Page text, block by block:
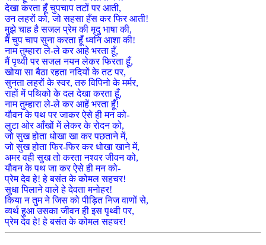
देखा करता हूँ चुपचाप तटों पर आती,
उन लहरों को, जो सहसा हँस कर फिर आती!
मुझे चाह है सजल प्रेम की मृदु भाषा की,
मैं चुप चाप सुना करता हूँ ध्वनि आशा की!
नाम तुम्हारा ले-ले कर आहे भरता हूँ,
मैं पृथ्वी पर सजल नयन लेकर फिरता हूँ,
खोया सा बैठा रहता नदियों के तट पर,
सुनता लहरों के स्वर, तरु विपिनो के मर्मर,
राहों में पथिको के दल देखा करता हूँ,
नाम तुम्हारा ले-ले कर आहें भरता हूँ!
यौवन के पथ पर जाकर ऐसे ही मन को-
लुटा ओर आँखों में लेकर के रोदन को,
जो सुख होता धोखा खा कर पछताने में,
जो सुख होता फिर-फिर कर धोखा खाने में,
अमर वही सुख तो करता नश्वर जीवन को,
यौवन के पथ जा कर ऐसे ही मन को-
प्रेम देव हे! हे बसंत के कोमल सहचर!
सुधा पिलाने वाले हे देवता मनोहर!
किया न तुम ने जिस को पीड़ित निज वाणों से,
व्यर्थ हुआ उसका जीवन ही इस पृथ्वी पर,
प्रेम देव हे! हे बसंत के कोमल सहचर!